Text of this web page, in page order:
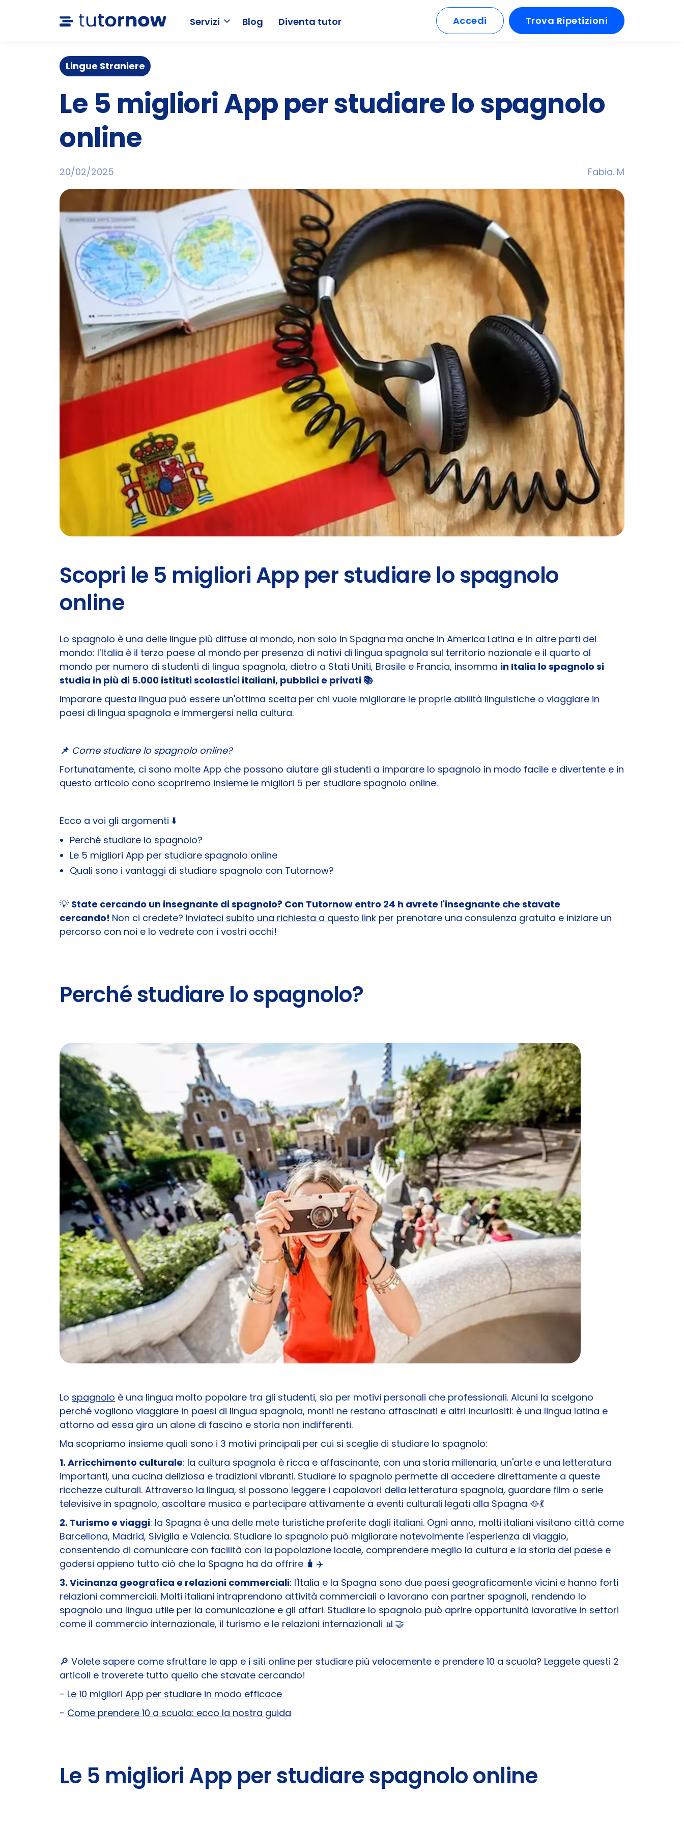
Servizi Blog Diventa tutor Accedi Trova Ripetizioni
Lingue Straniere
Le 5 migliori App per studiare lo spagnolo
online
20/02/2025 Fabia. M
Scopri le 5 migliori App per studiare lo spagnolo
online
Lo spagnolo è una delle lingue più diffuse al mondo, non solo in Spagna ma anche in America Latina e in altre parti del
mondo: l’Italia è il terzo paese al mondo per presenza di nativi di lingua spagnola sul territorio nazionale e il quarto al
mondo per numero di studenti di lingua spagnola, dietro a Stati Uniti, Brasile e Francia, insomma in Italia lo spagnolo si
studia in più di 5.000 istituti scolastici italiani, pubblici e privati 📚
Imparare questa lingua può essere un'ottima scelta per chi vuole migliorare le proprie abilità linguistiche o viaggiare in
paesi di lingua spagnola e immergersi nella cultura.
📌 Come studiare lo spagnolo online?
Fortunatamente, ci sono molte App che possono aiutare gli studenti a imparare lo spagnolo in modo facile e divertente e in
questo articolo cono scopriremo insieme le migliori 5 per studiare spagnolo online.
Ecco a voi gli argomenti ⬇️
Perché studiare lo spagnolo?
Le 5 migliori App per studiare spagnolo online
Quali sono i vantaggi di studiare spagnolo con Tutornow?
💡 State cercando un insegnante di spagnolo? Con Tutornow entro 24 h avrete l'insegnante che stavate
cercando! Non ci credete? Inviateci subito una richiesta a questo link per prenotare una consulenza gratuita e iniziare un
percorso con noi e lo vedrete con i vostri occhi!
Perché studiare lo spagnolo?
Lo spagnolo è una lingua molto popolare tra gli studenti, sia per motivi personali che professionali. Alcuni la scelgono
perché vogliono viaggiare in paesi di lingua spagnola, monti ne restano affascinati e altri incuriositi: è una lingua latina e
attorno ad essa gira un alone di fascino e storia non indifferenti.
Ma scopriamo insieme quali sono i 3 motivi principali per cui si sceglie di studiare lo spagnolo:
1. Arricchimento culturale: la cultura spagnola è ricca e affascinante, con una storia millenaria, un'arte e una letteratura
importanti, una cucina deliziosa e tradizioni vibranti. Studiare lo spagnolo permette di accedere direttamente a queste
ricchezze culturali. Attraverso la lingua, si possono leggere i capolavori della letteratura spagnola, guardare film o serie
televisive in spagnolo, ascoltare musica e partecipare attivamente a eventi culturali legati alla Spagna 🥘 💃
2. Turismo e viaggi: la Spagna è una delle mete turistiche preferite dagli italiani. Ogni anno, molti italiani visitano città come
Barcellona, Madrid, Siviglia e Valencia. Studiare lo spagnolo può migliorare notevolmente l'esperienza di viaggio,
consentendo di comunicare con facilità con la popolazione locale, comprendere meglio la cultura e la storia del paese e
godersi appieno tutto ciò che la Spagna ha da offrire 🧳 ✈️
3. Vicinanza geografica e relazioni commerciali: l'Italia e la Spagna sono due paesi geograficamente vicini e hanno forti
relazioni commerciali. Molti italiani intraprendono attività commerciali o lavorano con partner spagnoli, rendendo lo
spagnolo una lingua utile per la comunicazione e gli affari. Studiare lo spagnolo può aprire opportunità lavorative in settori
come il commercio internazionale, il turismo e le relazioni internazionali 📊 🤝
🔎 Volete sapere come sfruttare le app e i siti online per studiare più velocemente e prendere 10 a scuola? Leggete questi 2
articoli e troverete tutto quello che stavate cercando!
- Le 10 migliori App per studiare in modo efficace
- Come prendere 10 a scuola: ecco la nostra guida
Le 5 migliori App per studiare spagnolo online